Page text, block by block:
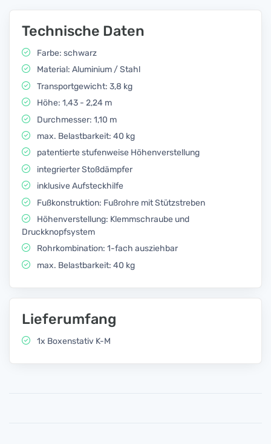
Technische Daten
Farbe: schwarz
Material: Aluminium / Stahl
Transportgewicht: 3,8 kg
Höhe: 1,43 - 2,24 m
Durchmesser: 1,10 m
max. Belastbarkeit: 40 kg
patentierte stufenweise Höhenverstellung
integrierter Stoßdämpfer
inklusive Aufsteckhilfe
Fußkonstruktion: Fußrohre mit Stützstreben
Höhenverstellung: Klemmschraube und
Druckknopfsystem
Rohrkombination: 1-fach ausziehbar
max. Belastbarkeit: 40 kg
Lieferumfang
1x Boxenstativ K-M